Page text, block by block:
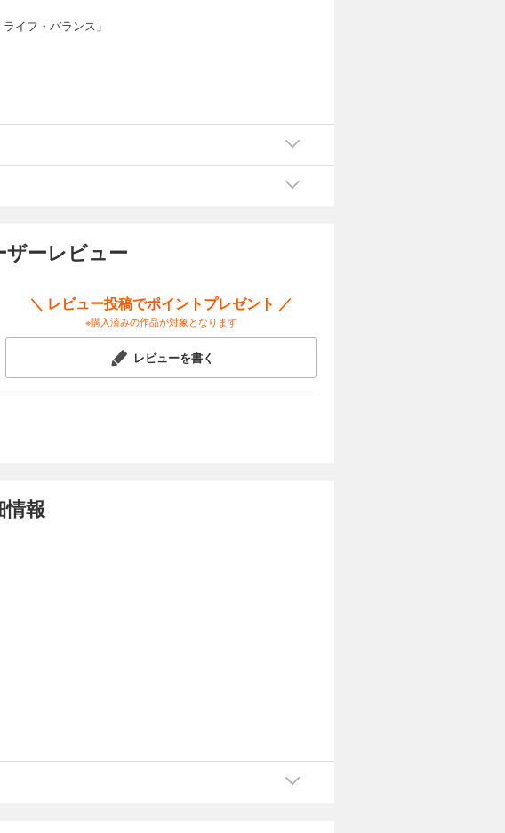
イフ・バランス」
メソッド25」「今
に変わる32の言葉」
ーレビュー
＼ レビュー投稿でポイントプレゼント ／
※購入済みの作品が対象となります
レビューを書く
報